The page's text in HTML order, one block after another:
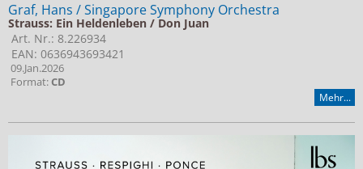
Graf, Hans / Singapore Symphony Orchestra
Strauss: Ein Heldenleben / Don Juan
Art. Nr.: 8.226934
EAN: 0636943693421
09.Jan.2026
Format:CD
Mehr...